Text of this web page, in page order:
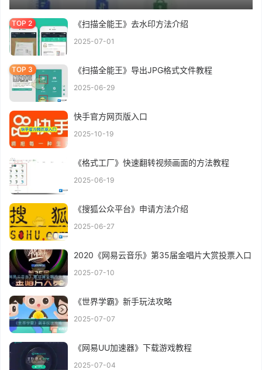
《扫描全能王》去水印方法介绍
2025-07-01
《扫描全能王》导出JPG格式文件教程
2025-06-29
快手官方网页版入口
2025-10-19
《格式工厂》快速翻转视频画面的方法教程
2025-06-19
《搜狐公众平台》申请方法介绍
2025-06-27
2020《网易云音乐》第35届金唱片大赏投票入口
2025-07-10
《世界学霸》新手玩法攻略
2025-07-07
《网易UU加速器》下载游戏教程
2025-07-04